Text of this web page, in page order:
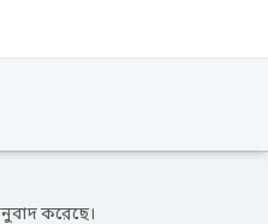
করেছে।